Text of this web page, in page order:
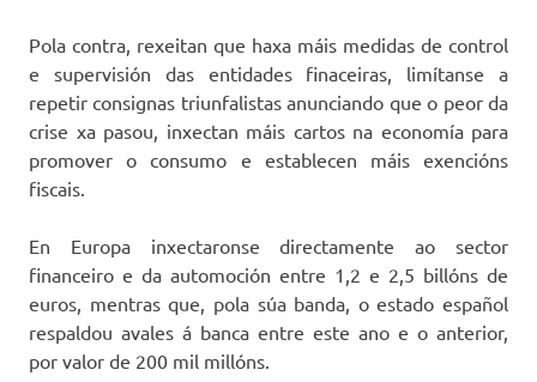
Pola contra, rexeitan que haxa máis medidas de control
e supervisión das entidades finaceiras, limítanse a
repetir consignas triunfalistas anunciando que o peor da
crise xa pasou, inxectan máis cartos na economía para
promover o consumo e establecen máis exencións
fiscais.
En Europa inxectaronse directamente ao sector
financeiro e da automoción entre 1,2 e 2,5 billóns de
euros, mentras que, pola súa banda, o estado español
respaldou avales á banca entre este ano e o anterior,
por valor de 200 mil millóns.